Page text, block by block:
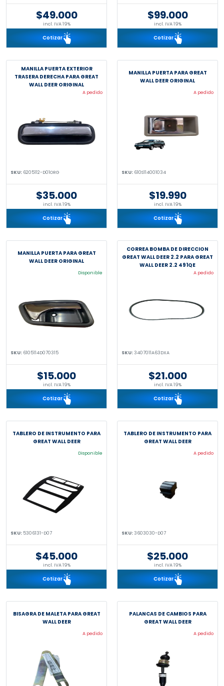
$49.000
incl. IVA 19%
Cotizar
$99.000
incl. IVA 19%
Cotizar
MANILLA PUERTA EXTERIOR
TRASERA DERECHA PARA GREAT
WALL DEER ORIGINAL
A pedido
SKU: 6205112-D01ORG
$35.000
incl. IVA 19%
Cotizar
MANILLA PUERTA PARA GREAT
WALL DEER ORIGINAL
A pedido
SKU: 610S114001034
$19.990
incl. IVA 19%
Cotizar
MANILLA PUERTA PARA GREAT
WALL DEER ORIGINAL
Disponible
SKU: 6105114D070315
$15.000
incl. IVA 19%
Cotizar
CORREA BOMBA DE DIRECCION
GREAT WALL DEER 2.2 PARA GREAT
WALL DEER 2.2 491QE
A pedido
SKU:3407011A63DXA
$21.000
incl. IVA 19%
Cotizar
TABLERO DE INSTRUMENTO PARA
GREAT WALL DEER
Disponible
SKU: 5306131-D07
$45.000
incl. IVA 19%
Cotizar
TABLERO DE INSTRUMENTO PARA
GREAT WALL DEER
A pedido
SKU:3603030-D07
$25.000
incl. IVA 19%
Cotizar
BISAGRA DE MALETA PARA GREAT
WALL DEER
A pedido
PALANCAS DE CAMBIOS PARA
GREAT WALL DEER
A pedido